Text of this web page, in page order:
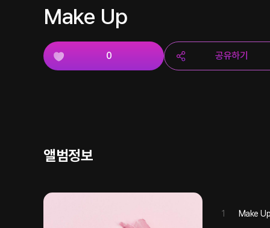
Make Up
0 공유하기
앨범정보
1 Make